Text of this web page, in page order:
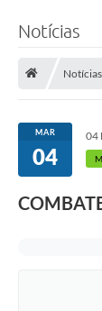
Notícias
Notícias
MAR
04
04